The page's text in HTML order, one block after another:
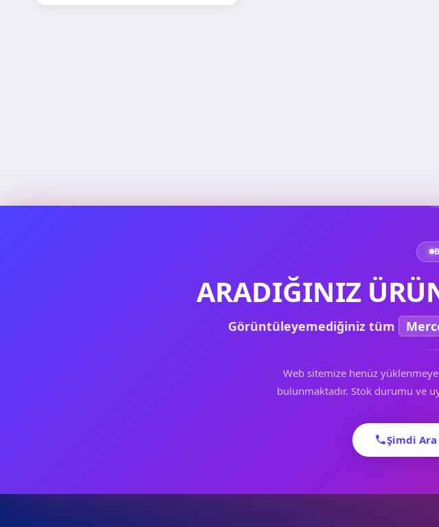
ARADIĞINIZ
Görüntüleyemediğiniz tüm
Web sitemize henüz
bulunmaktadır. Stok durumu ve
Şimdi Ara